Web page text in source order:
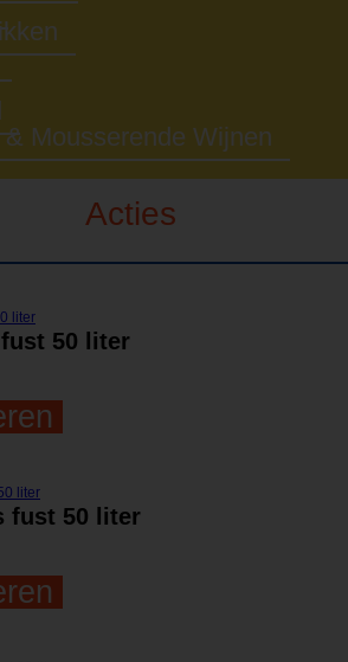
Mousserende Wijnen
Acties
50 liter
fust 50 liter